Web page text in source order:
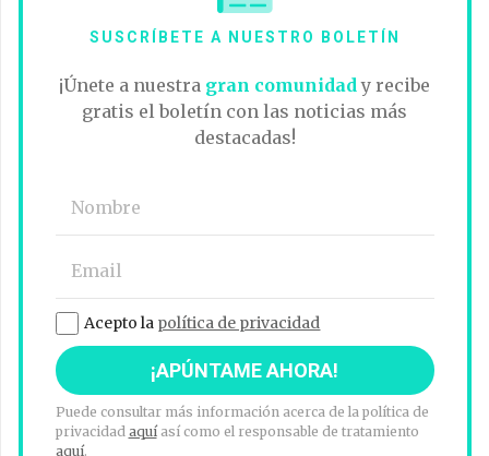
SUSCRÍBETE A NUESTRO BOLETÍN
¡Únete a nuestra gran comunidad y recibe
gratis el boletín con las noticias más
destacadas!
Acepto la política de privacidad
Puede consultar más información acerca de la política de
privacidad aquíasí como el responsable de tratamiento
aquí.